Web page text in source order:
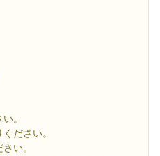
。
ださい。
い。